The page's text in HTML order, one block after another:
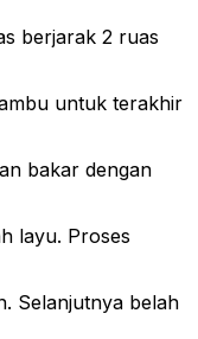
berjarak 2 ruas
untuk terakhir
bakar dengan
layu. Proses
Selanjutnya belah